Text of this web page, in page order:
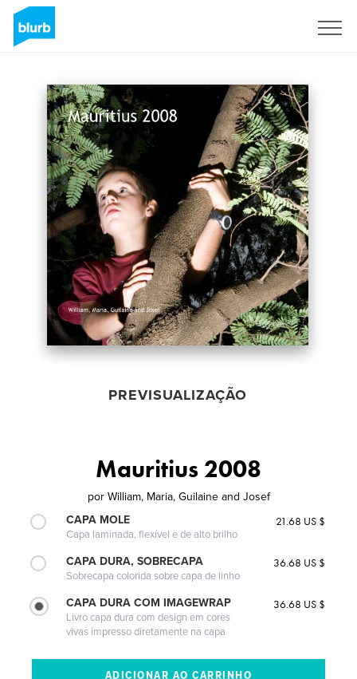
PREVISUALIZAÇÃO
Mauritius 2008
por William, Maria, Guilaine and Josef
CAPA MOLE
Capa laminada, flexível e de alto brilho
21.68 US $
CAPA DURA, SOBRECAPA
Sobrecapa colorida sobre capa de linho
36.68 US $
CAPA DURA COM IMAGEWRAP
Livro capa dura com design em cores
vivas impresso diretamente na capa
36.68 US $